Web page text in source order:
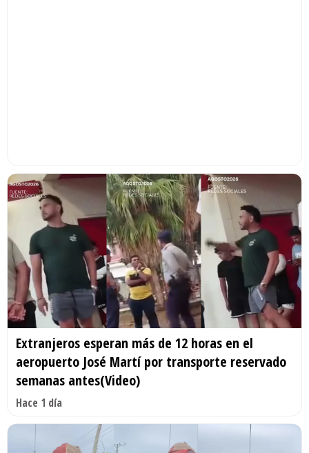
Extranjeros esperan más de 12 horas en el
aeropuerto José Martí por transporte reservado
semanas antes(Video)
Hace 1 día